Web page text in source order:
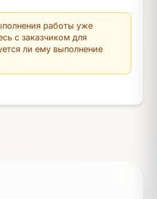
работы уже
с заказчиком для
ли ему выполнение